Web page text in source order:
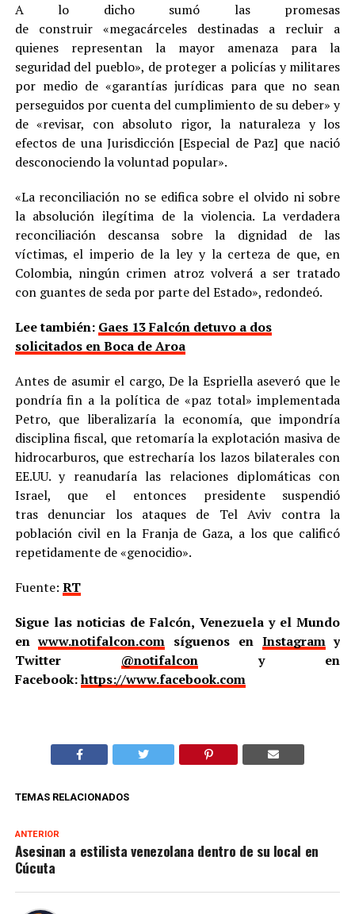
A lo dicho sumó las promesas
de construir «megacárceles destinadas a recluir a
quienes representan la mayor amenaza para la
seguridad del pueblo», de proteger a policías y militares
por medio de «garantías jurídicas para que no sean
perseguidos por cuenta del cumplimiento de su deber» y
de «revisar, con absoluto rigor, la naturaleza y los
efectos de una Jurisdicción [Especial de Paz] que nació
desconociendo la voluntad popular».
«La reconciliación no se edifica sobre el olvido ni sobre
la absolución ilegítima de la violencia. La verdadera
reconciliación descansa sobre la dignidad de las
víctimas, el imperio de la ley y la certeza de que, en
Colombia, ningún crimen atroz volverá a ser tratado
con guantes de seda por parte del Estado», redondeó.
Lee también: Gaes 13 Falcón detuvo a dos
solicitados en Boca de Aroa
Antes de asumir el cargo, De la Espriella aseveró que le
pondría fin a la política de «paz total» implementada
Petro, que liberalizaría la economía, que impondría
disciplina fiscal, que retomaría la explotación masiva de
hidrocarburos, que estrecharía los lazos bilaterales con
EE.UU. y reanudaría las relaciones diplomáticas con
Israel, que el entonces presidente suspendió
tras denunciar los ataques de Tel Aviv contra la
población civil en la Franja de Gaza, a los que calificó
repetidamente de «genocidio».
Fuente: RT
Sigue las noticias de Falcón, Venezuela y el Mundo
enwww.notifalcon.com síguenos en Instagramy
Twitter @notifalcony en
Facebook:https://www.facebook.com
TEMAS RELACIONADOS
ANTERIOR
Asesinan a estilista venezolana dentro de su local en
Cúcuta